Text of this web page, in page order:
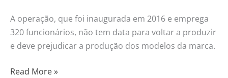
A operação, que foi inaugurada em 2016 e emprega
320 funcionários, não tem data para voltar a produzir
e deve prejudicar a produção dos modelos da marca.
Read More »